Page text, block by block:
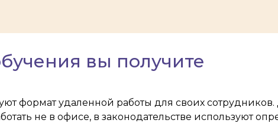
вы получите
формат удаленной работы для своих сотрудников.
не в офисе, в законодательстве используют